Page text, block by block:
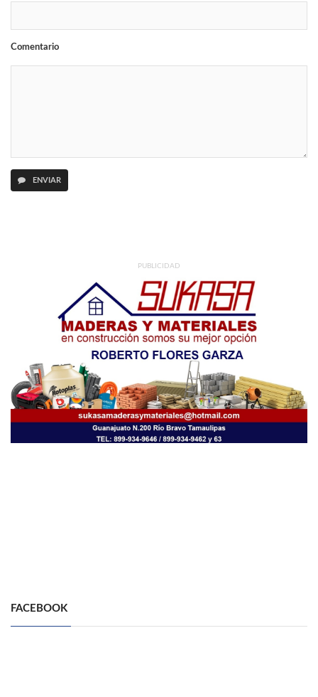
Comentario
ENVIAR
PUBLICIDAD
FACEBOOK